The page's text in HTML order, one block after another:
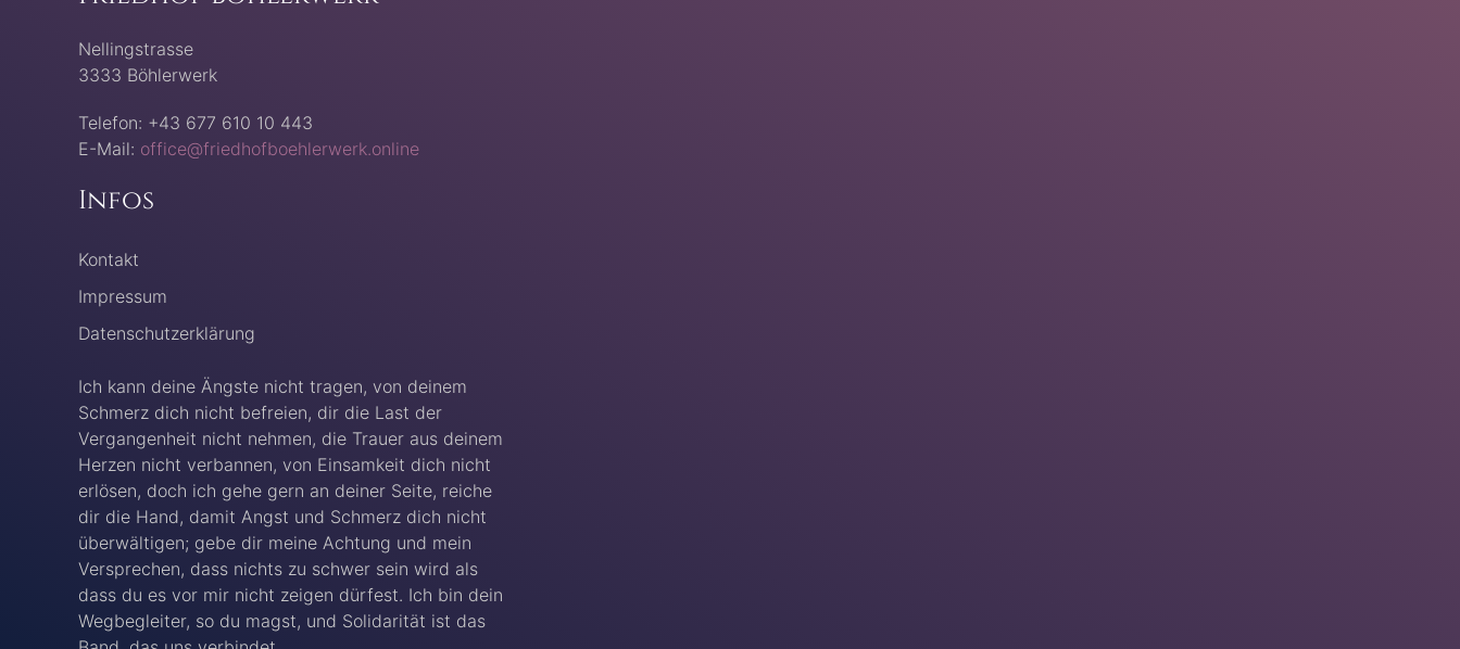
Nellingstrasse
3333 Böhlerwerk
Telefon: +43 677 610 10 443
E-Mail: office@friedhofboehlerwerk.online
Infos
Kontakt
Impressum
Datenschutzerklärung
Ich kann deine Ängste nicht tragen, von deinem
Schmerz dich nicht befreien, dir die Last der
Vergangenheit nicht nehmen, die Trauer aus deinem
Herzen nicht verbannen, von Einsamkeit dich nicht
erlösen, doch ich gehe gern an deiner Seite, reiche
dir die Hand, damit Angst und Schmerz dich nicht
überwältigen; gebe dir meine Achtung und mein
Versprechen, dass nichts zu schwer sein wird als
dass du es vor mir nicht zeigen dürfest. Ich bin dein
Wegbegleiter, so du magst, und Solidarität ist das